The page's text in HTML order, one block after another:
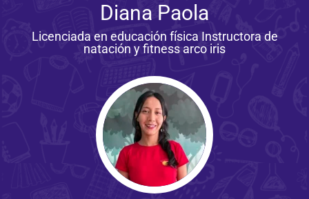
Diana Paola
Licenciada en educación física Instructora de
natación y fitness arco iris